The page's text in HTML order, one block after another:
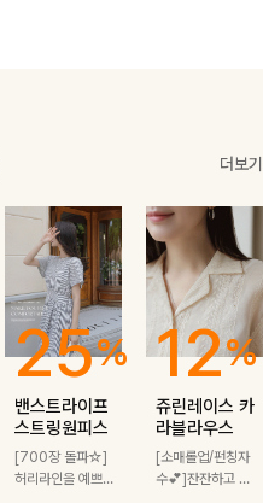
더보기
25%
밴스트라이프
스트링원피스
[700장 돌파☆]
허리라인을 예쁘게
12%
쥬린레이스 카
라블라우스
[소매롤업/펀칭자
수💕]잔잔하고 고